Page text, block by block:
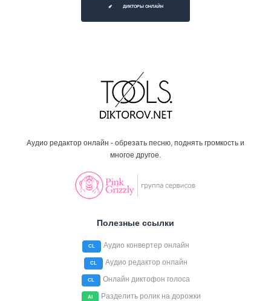
ДИКТОРЫ ОНЛАЙН
Аудио редактор онлайн - обрезать песню, поднять громкость и
многое другое.
Полезные ссылки
CL Аудио конвертер онлайн
CL Аудио редактор онлайн
CL Онлайн диктофон голоса
AI Разделить ролик на дорожки